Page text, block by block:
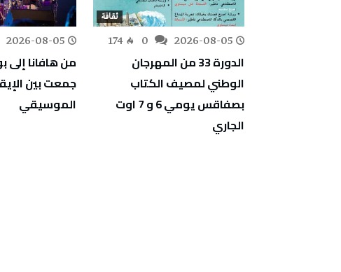
ثقافة
2026-08-05
174
الدورة 33 من المهرجان
الوطني لمصيف الكتاب
بصفاقس يومي 6 و 7 اوت
الجاري
2026-08-05
من هافانا إلى
جمعت بين
الموسيقي